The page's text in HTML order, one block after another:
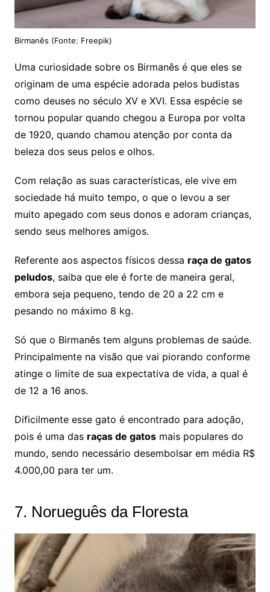
Birmanês (Fonte: Freepik)
Uma curiosidade sobre os Birmanês é que eles se
originam de uma espécie adorada pelos budistas
como deuses no século XV e XVI. Essa espécie se
tornou popular quando chegou a Europa por volta
de 1920, quando chamou atenção por conta da
beleza dos seus pelos e olhos.
Com relação as suas características, ele vive em
sociedade há muito tempo, o que o levou a ser
muito apegado com seus donos e adoram crianças,
sendo seus melhores amigos.
Referente aos aspectos físicos dessa raça de gatos
peludos, saiba que ele é forte de maneira geral,
embora seja pequeno, tendo de 20 a 22 cm e
pesando no máximo 8 kg.
Só que o Birmanês tem alguns problemas de saúde.
Principalmente na visão que vai piorando conforme
atinge o limite de sua expectativa de vida, a qual é
de 12 a 16 anos.
Dificilmente esse gato é encontrado para adoção,
pois é uma das raças de gatosmais populares do
mundo, sendo necessário desembolsar em média R$
4.000,00 para ter um.
7. Norueguês da Floresta